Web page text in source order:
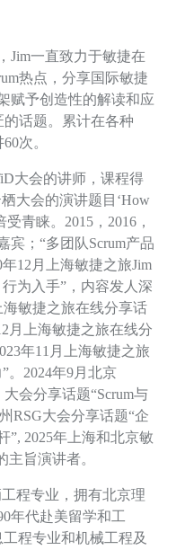
Jim一直致力于敏捷在
热点，分享国际敏捷
赋予创造性的解读和应
的话题。累计在各种
次。
大会的讲师，课程得
大会的演讲题目‘How
受青睐。2015，2016，
宾；“多团队Scrum产品
12月上海敏捷之旅Jim
为入手”，内容发人深
敏捷之旅在线分享话
月上海敏捷之旅在线分
年11月上海敏捷之旅
。2024年9月北京
大会分享话题“Scrum与
RSG大会分享话题“企
”, 2025年上海和北京敏
主旨演讲者。
程专业，拥有北京理
年代赴美留学和工
程专业和机械工程及